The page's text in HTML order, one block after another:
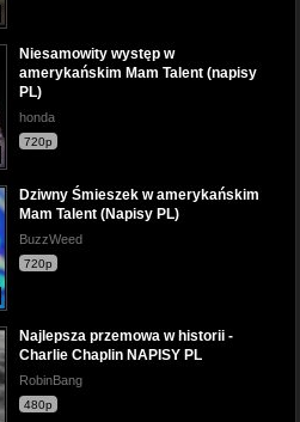
Niesamowity występ w
amerykańskim Mam Talent (napisy
PL)
honda
720p
Dziwny Śmieszek w amerykańskim
Mam Talent (Napisy PL)
BuzzWeed
720p
Najlepsza przemowa w historii -
Charlie Chaplin NAPISY PL
RobinBang
480p